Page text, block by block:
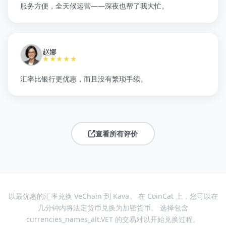
服务方便，全天候运营——深夜也帮了我大忙。
赵娜
★★★★★
汇率比银行更优惠，而且没有繁琐手续。
查看所有评价
以最优惠的汇率兑换 VeChain 到 Kava。 在 CoinCat 上，您可以在
几分钟内将法定货币兑换为加密货币。 选择包含
currencies_names_alt.VET 的交易对以开始兑换过程。